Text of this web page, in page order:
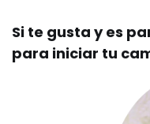
Si te gusta y es
para iniciar tu